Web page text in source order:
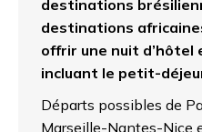
destinations
destinations
offrir une nuit d’hôtel
incluant le petit-
Départs possibles de
Marseille-Nantes-Nice